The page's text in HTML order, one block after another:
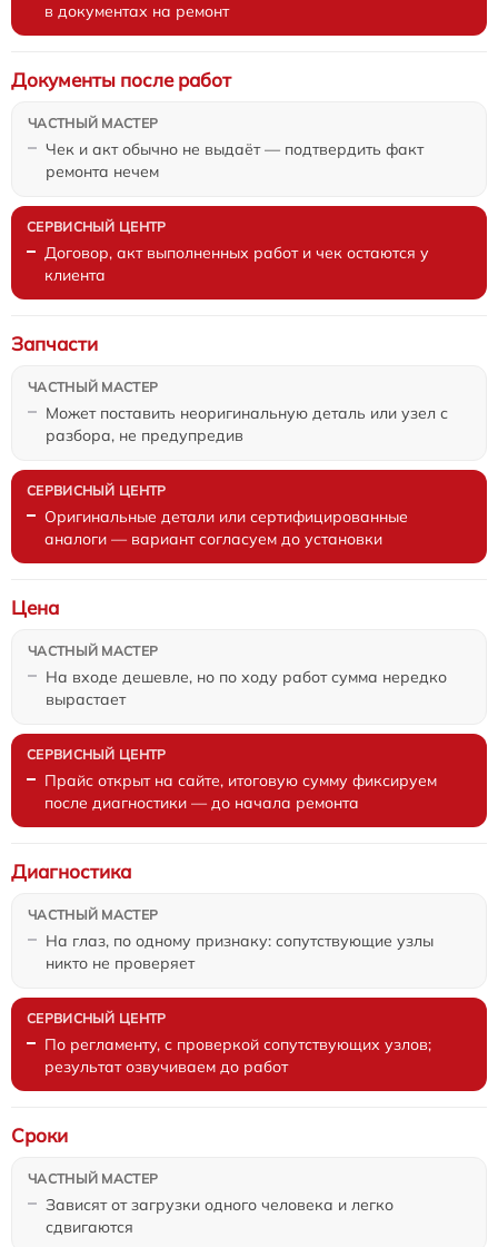
в документах на ремонт
Чек и акт обычно не выдаёт — подтвердить факт
ремонта нечем
Документы после работ
Договор, акт выполненных работ и чек остаются у
клиента
Может поставить неоригинальную деталь или узел с
разбора, не предупредив
Запчасти
Оригинальные детали или сертифицированные
аналоги — вариант согласуем до установки
На входе дешевле, но по ходу работ сумма нередко
вырастает
Цена
Прайс открыт на сайте, итоговую сумму фиксируем
после диагностики — до начала ремонта
На глаз, по одному признаку: сопутствующие узлы
никто не проверяет
Диагностика
По регламенту, с проверкой сопутствующих узлов;
результат озвучиваем до работ
Зависят от загрузки одного человека и легко
сдвигаются
Сроки